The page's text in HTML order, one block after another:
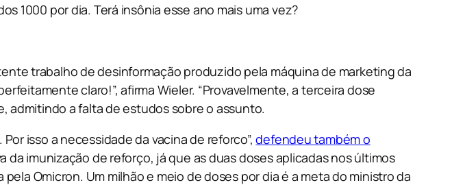
1000 por dia. Terá insônia esse ano mais uma vez?
trabalho de desinformação produzido pela máquina de marketing da
claro!”, afirma Wieler. “Provavelmente, a terceira dose
admitindo a falta de estudos sobre o assunto.
isso a necessidade da vacina de reforco”,defendeu também o
imunização de reforço, já que as duas doses aplicadas nos últimos
Omicron. Um milhão e meio de doses por dia é a meta do ministro da